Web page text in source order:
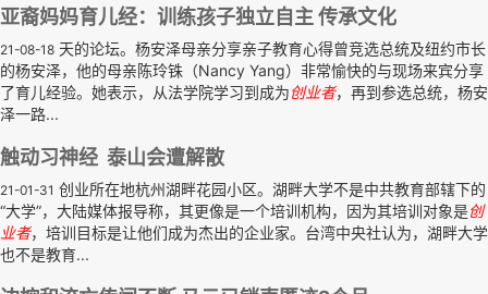
亚裔妈妈育儿经：训练孩子独立自主 传承文化
21-08-18 天的论坛。杨安泽母亲分享亲子教育心得曾竞选总统及纽约市长
的杨安泽，他的母亲陈玲铢（Nancy Yang）非常愉快的与现场来宾分享
了育儿经验。她表示，从法学院学习到成为创业者，再到参选总统，杨安
泽一路...
触动习神经 泰山会遭解散
21-01-31 创业所在地杭州湖畔花园小区。湖畔大学不是中共教育部辖下的
“大学”，大陆媒体报导称，其更像是一个培训机构，因为其培训对象是创
业者，培训目标是让他们成为杰出的企业家。台湾中央社认为，湖畔大学
也不是教育...